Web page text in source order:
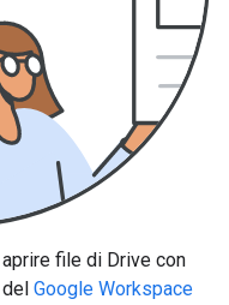
file di Drive con
Google Workspace